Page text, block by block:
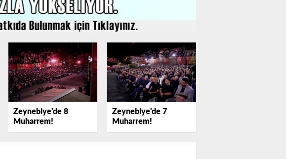
Zeynebiye'de 8
Muharrem!
Zeynebiye'de 7
Muharrem!